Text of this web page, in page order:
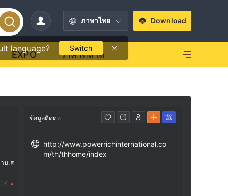
ภาษาไทย
language? Switch
Download
EXPO ราคาตลาด
มเส
ข้อมูลติดต่อ
http://www.powerrichinternational.co
m/th/thhome/index